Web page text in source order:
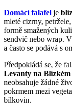
Domácí falafel je
mleté cizrny,
formě smažených
sendvič nebo wrap.
a často se podává s
Předpokládá se, že
Levanty na Blízkém
neobsahuje žádné
pokrmem mezi
bílkovin.